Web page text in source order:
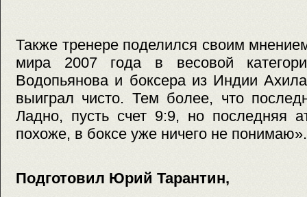
Также тренере поделился своим
мира 2007 года в весовой
Водопьянова и боксера из Индии
выиграл чисто. Тем более, что
Ладно, пусть счет 9:9, но последняя
похоже, в боксе уже ничего не понимаю».
Подготовил Юрий Тарантин,